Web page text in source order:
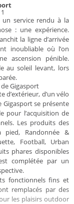
service rendu à la
: une expérience.
la ligne d’arrivée
inoubliable où l’on
ascension pénible.
au soleil levant, lors
Gigasport
d’extérieur, d’un vélo
se présente
pour l’acquisition de
Les produits des
pied, Randonnée &
Football, Urban
phares disponibles
complétée par un
fonctionnels fins et
remplacés par des
les plaisirs outdoor